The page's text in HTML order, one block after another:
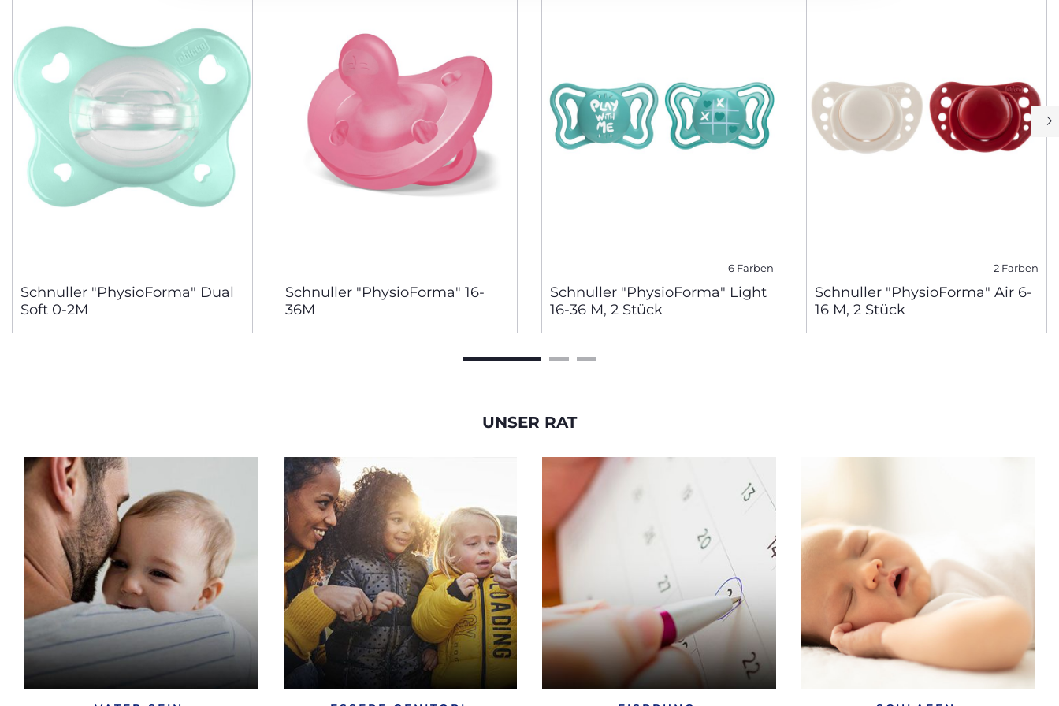
Schnuller "PhysioForma" Dual
Soft 0-2M
Schnuller "PhysioForma" 16-
36M
6 Farben
Schnuller "PhysioForma" Light
16-36 M, 2 Stück
2 Farben
Schnuller "PhysioForma" Air 6-
16 M, 2 Stück
UNSER RAT